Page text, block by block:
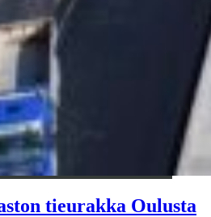
tieurakka Oulusta